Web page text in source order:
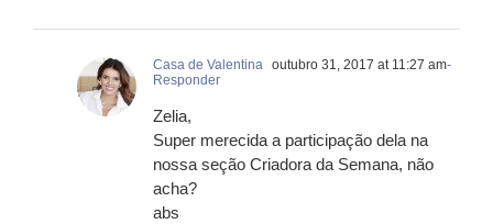
Casa de Valentina outubro 31, 2017 at 11:27 am-
Responder
Zelia,
Super merecida a participação dela na
nossa seção Criadora da Semana, não
acha?
abs